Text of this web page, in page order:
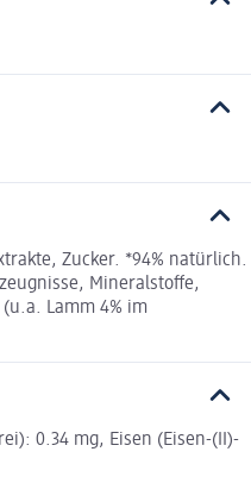
Zucker. *94% natürlich.
Mineralstoffe,
Lamm 4% im
0.34 mg, Eisen (Eisen-(II)-